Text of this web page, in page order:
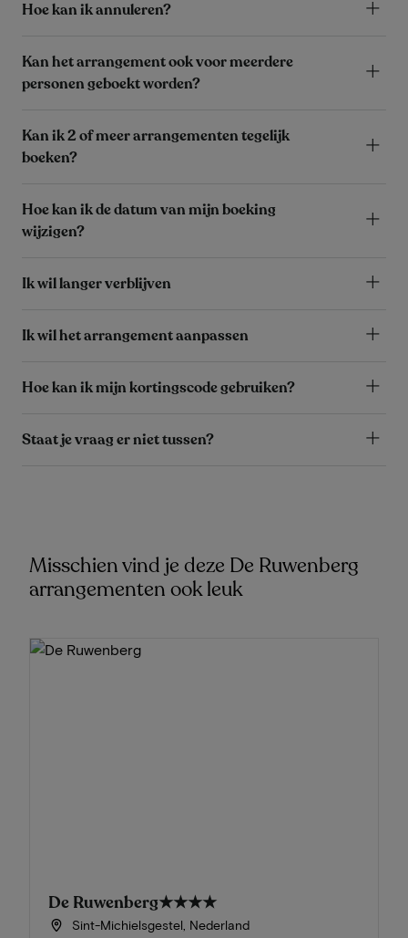
Hoe kan ik annuleren?
Kan het arrangement ook voor meerdere
personen geboekt worden?
Kan ik 2 of meer arrangementen tegelijk
boeken?
Hoe kan ik de datum van mijn boeking
wijzigen?
Ik wil langer verblijven
Ik wil het arrangement aanpassen
Hoe kan ik mijn kortingscode gebruiken?
Staat je vraag er niet tussen?
Misschien vind je deze De Ruwenberg
arrangementen ook leuk
De Ruwenberg★★★★
Sint-Michielsgestel, Nederland